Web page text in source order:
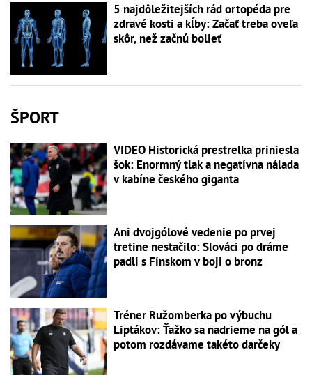
5 najdôležitejších rád ortopéda pre
zdravé kosti a kĺby: Začať treba oveľa
skôr, než začnú bolieť
ŠPORT
VIDEO Historická prestrelka priniesla
šok: Enormný tlak a negatívna nálada
v kabíne českého giganta
Ani dvojgólové vedenie po prvej
tretine nestačilo: Slováci po dráme
padli s Fínskom v boji o bronz
Tréner Ružomberka po výbuchu
Liptákov: Ťažko sa nadrieme na gól a
potom rozdávame takéto darčeky